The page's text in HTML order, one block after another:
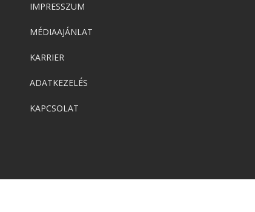
IMPRESSZUM
MÉDIAAJÁNLAT
KARRIER
ADATKEZELÉS
KAPCSOLAT